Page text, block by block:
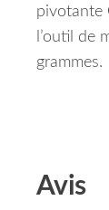
pivotante
l’outil de
grammes.
Avis